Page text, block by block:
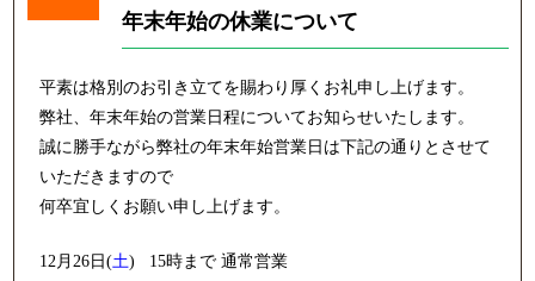
年末年始の休業について
平素は格別のお引き立てを賜わり厚くお礼申し上げます。
弊社、年末年始の営業日程についてお知らせいたします。
誠に勝手ながら弊社の年末年始営業日は下記の通りとさせて
いただきますので
何卒宜しくお願い申し上げます。
12月26日(土) 15時まで 通常営業